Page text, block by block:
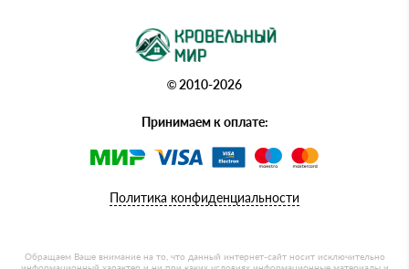
© 2010-2026
Принимаем к оплате:
Политика конфиденциальности